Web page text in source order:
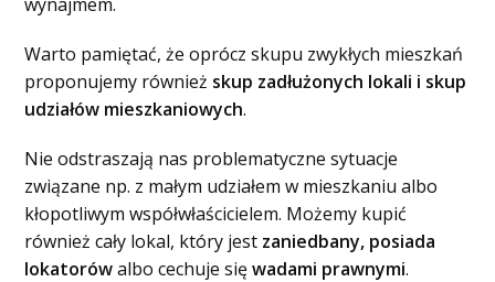
Warto pamiętać, że oprócz skupu zwykłych mieszkań
proponujemy również skup zadłużonych lokali i skup
udziałów mieszkaniowych.
Nie odstraszają nas problematyczne sytuacje
związane np. z małym udziałem w mieszkaniu albo
kłopotliwym współwłaścicielem. Możemy kupić
również cały lokal, który jest zaniedbany, posiada
lokatorówalbo cechuje sięwadami prawnymi.